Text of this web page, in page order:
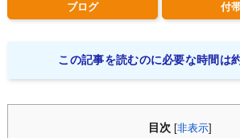
ブログ 付
この記事を読むのに必要な時間は
目次 [非表示